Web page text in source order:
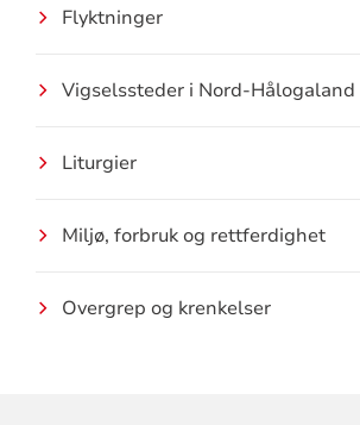
Flyktninger
Vigselssteder i Nord-Hålogaland
Liturgier
Miljø, forbruk og rettferdighet
Overgrep og krenkelser